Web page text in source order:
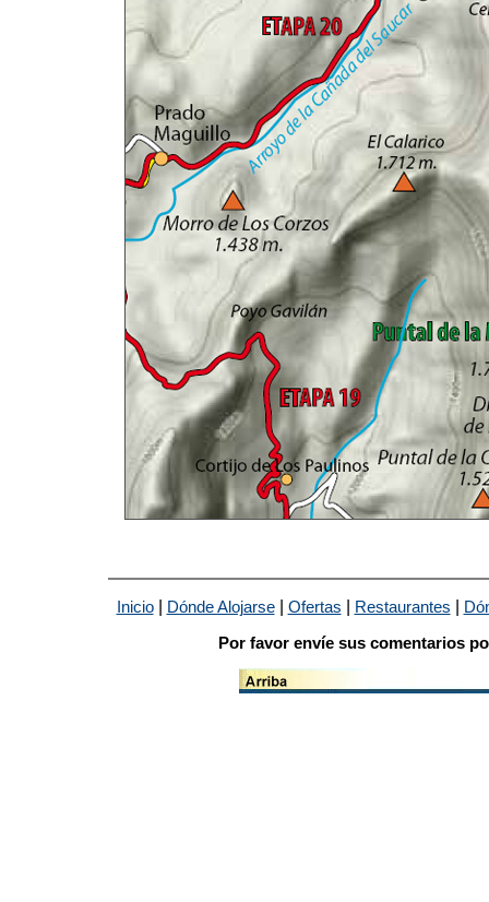
Inicio| Dónde Alojarse| Ofertas Restaurantes
Por favor envíe sus comentarios